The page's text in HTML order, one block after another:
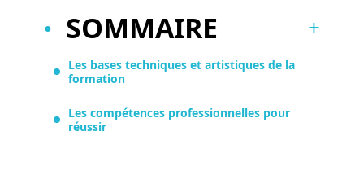
SOMMAIRE
Les bases techniques et artistiques de la
formation
Les compétences professionnelles pour
réussir